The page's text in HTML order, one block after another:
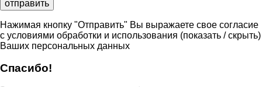
Нажимая кнопку "Отправить" Вы выражаете свое согласие
с условиями обработки и использования (показать / скрыть)
Ваших персональных данных
Спасибо!